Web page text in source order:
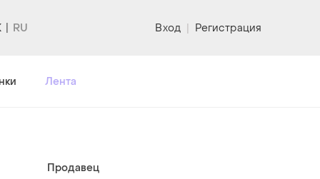
Вход | Регистрация
Лента
Продавец